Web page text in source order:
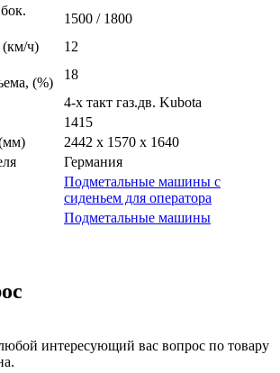
1500 / 1800
(км/ч)
12
(%)
18
4-х такт газ.дв. Kubota
1415
2442 х 1570 х 1640
Германия
Подметальные машины с
сиденьем для оператора
Подметальные машины
интересующий вас вопрос по товару